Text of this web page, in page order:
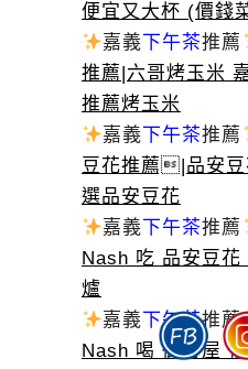
便宜又大杯 (價錢
嘉義下午茶推薦
推薦|六哥烤玉米
推薦烤玉米
嘉義下午茶推薦
豆花推薦|品安
選品安豆花
嘉義下午茶推薦
Nash 吃 品安豆花
爐
嘉義下午茶推薦
Nash 喝 御香屋